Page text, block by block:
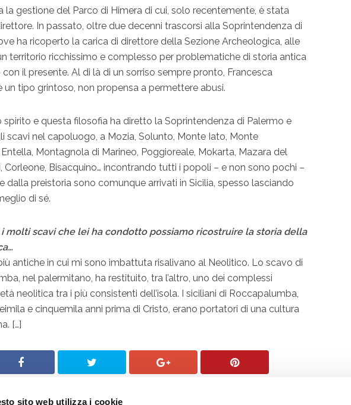
sito web utilizza i cookie
la gestione del Parco di Himera di cui, solo recentemente, è stata
In passato, oltre due decenni trascorsi alla Soprintendenza di
ha ricoperto la carica di direttore della Sezione Archeologica, alle
territorio ricchissimo e complesso per problematiche di storia antica
con il presente. Al di là di un sorriso sempre pronto, Francesca
un tipo grintoso, non propensa a permettere abusi.
spirito e questa filosofia ha diretto la Soprintendenza di Palermo e
scavi nel capoluogo, a Mozia, Solunto, Monte Iato, Monte
Montagnola di Marineo, Poggioreale, Mokarta, Mazara del
Corleone, Bisacquino… incontrando tutti i popoli – e non sono pochi –
dalla preistoria sono comunque arrivati in Sicilia, spesso lasciando
di sé.
molti scavi che lei ha condotto possiamo ricostruire la storia della
antiche in cui mi sono imbattuta risalivano al Neolitico. Lo scavo di
nel palermitano, ha restituito, tra l’altro, uno dei complessi
neolitica tra i più consistenti dell’isola. I siciliani di Roccapalumba,
e cinquemila anni prima di Cristo, erano portatori di una cultura
[…]